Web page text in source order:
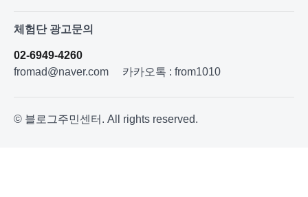
체험단 광고문의
02-6949-4260
fromad@naver.com
카카오톡 : from1010
© 블로그주민센터. All rights reserved.